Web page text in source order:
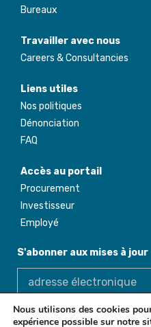
Bureaux
Travailler avec nous
Careers & Consultancies
Liens utiles
Nos politiques
Dénonciation
FAQ
Accès au portail
Procurement
Investisseur
Employé
S'abonner aux mises à jour
Nous utilisons des cookies
expérience possible sur notre